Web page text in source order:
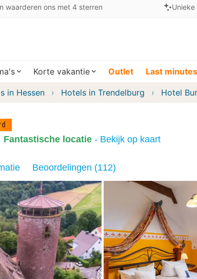
waarderen ons met 4 sterren
Korte vakantie Outlet Last minutes
in Hessen Hotels in Trendelburg Hotel
Fantastische locatie - Bekijk op kaart
Beoordelingen (112)